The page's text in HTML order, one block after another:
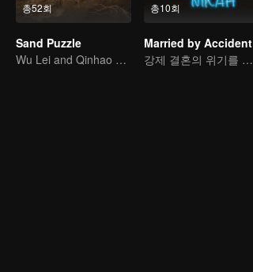
총52회
Sand Puzzle
Wu Lei and Qinhao opens their adventure tour.
총10회
Married by Accident
강제 결혼의 위기를 넘을 수 있을까?